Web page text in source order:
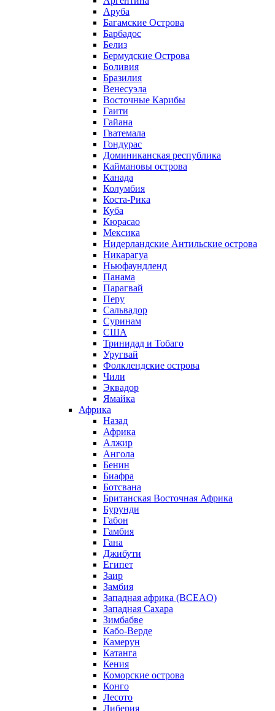
Аруба
Багамские Острова
Барбадос
Белиз
Бермудские Острова
Боливия
Бразилия
Венесуэла
Восточные Карибы
Гаити
Гайана
Гватемала
Гондурас
Доминиканская республика
Каймановы острова
Канада
Колумбия
Коста-Рика
Куба
Кюрасао
Мексика
Нидерландские Антильские острова
Никарагуа
Ньюфаундленд
Панама
Парагвай
Перу
Сальвадор
Суринам
США
Тринидад и Тобаго
Уругвай
Фолклендские острова
Чили
Эквадор
Ямайка
Африка
Назад
Африка
Алжир
Ангола
Бенин
Биафра
Ботсвана
Британская Восточная Африка
Бурунди
Габон
Гамбия
Гана
Джибути
Египет
Заир
Замбия
Западная африка (BCEAO)
Западная Сахара
Зимбабве
Кабо-Верде
Камерун
Катанга
Кения
Коморские острова
Конго
Лесото
Либерия